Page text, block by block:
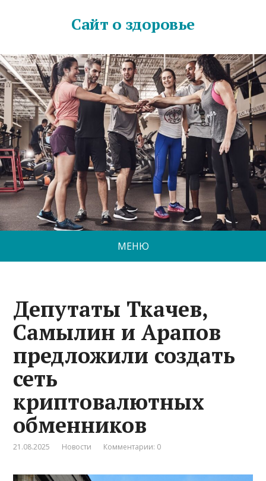
Сайт о здоровье
МЕНЮ
Депутаты Ткачев,
Самылин и Арапов
предложили создать
сеть
криптовалютных
обменников
21.08.2025 Новости Комментарии: 0